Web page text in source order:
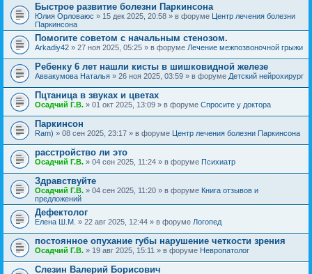
Быстрое развитие болезни Паркинсона
Юлия Орловаюс » 15 дек 2025, 20:58 » в форуме Центр лечения болезни
Паркинсона
Помогите советом с начальным стенозом.
Arkadiy42 » 27 ноя 2025, 05:25 » в форуме Лечение межпозвоночной грыжи
Ребенку 6 лет нашли кисты в шишковидной железе
Аввакумова Наталья » 26 ноя 2025, 03:59 » в форуме Детский нейрохирург
Пцтаница в звуках и цветах
Осадчий Г.В. » 01 окт 2025, 13:09 » в форуме Спросите у доктора
Паркинсон
Ram) » 08 сен 2025, 23:17 » в форуме Центр лечения болезни Паркинсона
расстройство ли это
Осадчий Г.В. » 04 сен 2025, 11:24 » в форуме Психиатр
Здравствуйте
Осадчий Г.В. » 04 сен 2025, 11:20 » в форуме Книга отзывов и
предложений
Дефектолог
Елена Ш.М. » 22 авг 2025, 12:44 » в форуме Логопед
постоянное опухание губы нарушение четкости зрения
Осадчий Г.В. » 19 авг 2025, 15:11 » в форуме Невропатолог
Слезин Валерий Борисович